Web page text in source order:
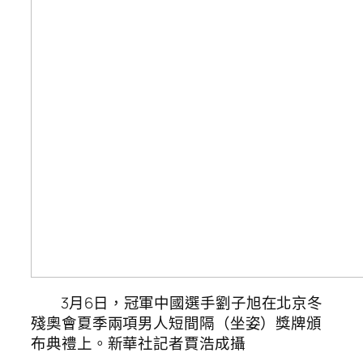
3月6日，冠軍中國選手劉子旭在北京冬
殘奧會夏季兩項男人短間隔（坐姿）獎牌頒
布典禮上。新華社記者賈浩成攝